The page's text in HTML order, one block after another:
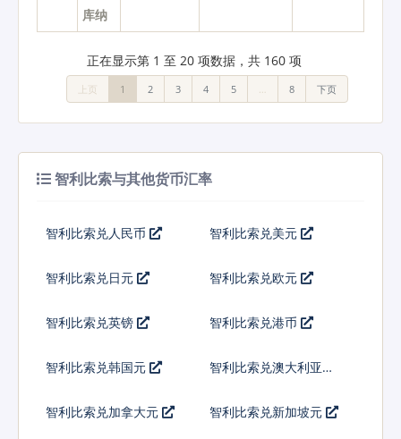
库纳
正在显示第 1 至 20 项数据，共 160 项
上页 1 2 3 4 5 … 8 下页
智利比索与其他货币汇率
智利比索兑人民币 智利比索兑美元
智利比索兑日元 智利比索兑欧元
智利比索兑英镑 智利比索兑港币
智利比索兑韩国元 智利比索兑澳大利亚元
智利比索兑加拿大元 智利比索兑新加坡元